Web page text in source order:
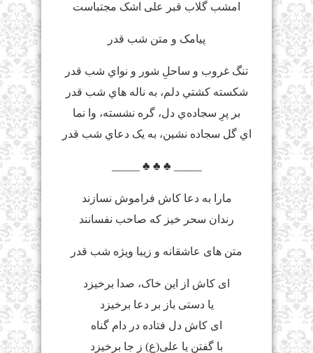
ﺍﻣﺸﺐ ﮔﻼ‌ﺏ ﻗﺒﺮ ﻋﻠﯽ ﺍﺷﮏ ﻣﺠﺘﺒﺎﺳﺖ
پیامک و متن شب قدر
تنگ غروب و ساحلِ شور و نواي شب قدر
شکسته کشتي دلم، به ناله هاي شب قدر
بر پرِ سجاده‌ي دل، گره نشسته، وا نما
اي گل سجاده نشين، به يک دعاي شب قدر
_____ ♣ ♣ ♣ _____
مارا به دعا کاش فراموش نسازند
رندان سحر خیز که صاحب نفسانند
متن های عاشقانه و زیبا ویژه شب قدر
ای کاش از این خاک، صدا برخیزد
یا دستی باز بر دعا برخیزد
ای کاش دل فتاده در دام گناه
با گفتن یا علی(ع) ز جا برخیزد